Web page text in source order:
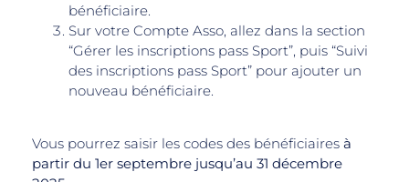
bénéficiaire.
Sur votre Compte Asso, allez dans la section
“Gérer les inscriptions pass Sport”, puis “Suivi
des inscriptions pass Sport” pour ajouter un
nouveau bénéficiaire.
Vous pourrez saisir les codes des bénéficiaires à
partir du 1er septembre jusqu’au 31 décembre